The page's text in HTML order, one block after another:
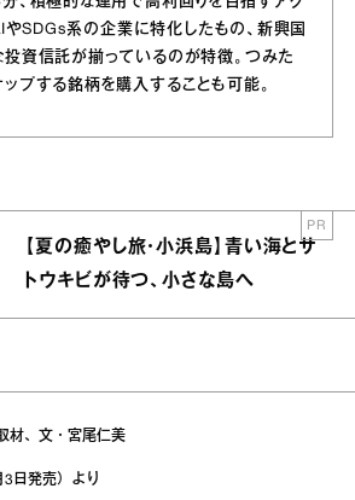
やSDGs系の企業に特化したもの、新興国
資信託が揃っているのが特徴。つみた
プする銘柄を購入することも可能。
【夏の癒やし旅・小浜島】青い海とサ
トウキビが待つ、小さな島へ
PR
材、文・宮尾仁美
日発売）より